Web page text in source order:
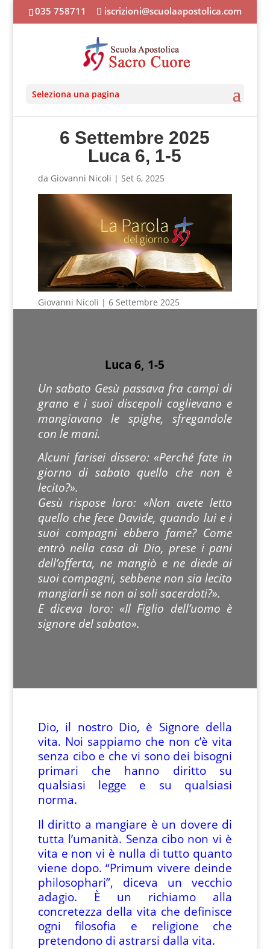
035 758711 iscrizioni@scuolaapostolica.com
Seleziona una pagina
6 Settembre 2025
Luca 6, 1-5
da Giovanni Nicoli | Set 6, 2025
Giovanni Nicoli | 6 Settembre 2025
Luca 6, 1-5
Un sabato Gesù passava fra campi di
grano e i suoi discepoli coglievano e
mangiavano le spighe, sfregandole
con le mani.
Alcuni farisei dissero: «Perché fate in
giorno di sabato quello che non è
lecito?».
Gesù rispose loro: «Non avete letto
quello che fece Davide, quando lui e i
suoi compagni ebbero fame? Come
entrò nella casa di Dio, prese i pani
dell’offerta, ne mangiò e ne diede ai
suoi compagni, sebbene non sia lecito
mangiarli se non ai soli sacerdoti?».
E diceva loro: «Il Figlio dell’uomo è
signore del sabato».
Dio, il nostro Dio, è Signore della
vita. Noi sappiamo che non c’è vita
senza cibo e che vi sono dei bisogni
primari che hanno diritto su
qualsiasi legge e su qualsiasi
norma.
Il diritto a mangiare è un dovere di
tutta l’umanità. Senza cibo non vi è
vita e non vi è nulla di tutto quanto
viene dopo. “Primum vivere deinde
philosophari”, diceva un vecchio
adagio. È un richiamo alla
concretezza della vita che definisce
ogni filosofia e religione che
pretendono di astrarsi dalla vita.